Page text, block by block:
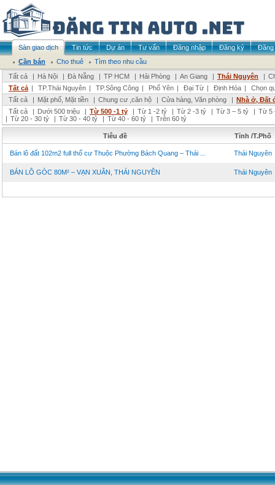
Sàn giao dịch Tin tức Dự án Tư vấn Đăng nhập Đăng ký
Đăng
Cần bán
Cho thuê
Tìm theo nhu cầu
Tất cả
| Hà Nội | Đà Nẵng | TP HCM | Hải Phòng | An Giang | Thái Nguyên |
Tất cả | TP.Thái Nguyên | TP.Sông Công | Phổ Yên | Đại Từ | Định Hóa |
Chọn
Tất cả
| Mặt phố, Mặt tiền | Chung cư ,căn hộ | Cửa hàng, Văn phòng | Nhà ở, Đất
Tất cả
| Dưới 500 triệu | Từ 500 -1 tỷ | Từ 1 -2 tỷ | Từ 2 -3 tỷ | Từ 3 – 5 tỷ | Từ 5
| Từ 20 - 30 tỷ | Từ 30 - 40 tỷ | Từ 40 - 60 tỷ | Trên 60 tỷ
Tiêu đề Tỉnh /T.Phố
Bán lô đất 102m2 full thổ cư Thuộc Phường Bách Quang – Thái ... Thái Nguyên
BÁN LÔ GÓC 80M² – VẠN XUÂN, THÁI NGUYÊN Thái Nguyên